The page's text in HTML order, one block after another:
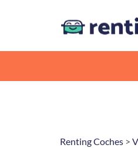
Renting Coches >